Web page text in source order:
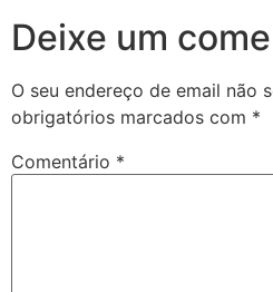
Deixe um
O seu endereço de email não
obrigatórios marcados com *
Comentário *